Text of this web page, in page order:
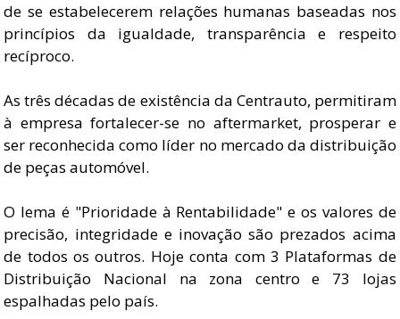
de se estabelecerem relações humanas baseadas nos
princípios da igualdade, transparência e respeito
recíproco.
As três décadas de existência da Centrauto, permitiram
à empresa fortalecer-se no aftermarket, prosperar e
ser reconhecida como líder no mercado da distribuição
de peças automóvel.
O lema é "Prioridade à Rentabilidade" e os valores de
precisão, integridade e inovação são prezados acima
de todos os outros. Hoje conta com 3 Plataformas de
Distribuição Nacional na zona centro e 73 lojas
espalhadas pelo país.